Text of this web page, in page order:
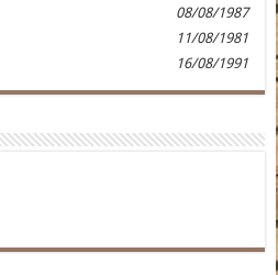
08/08/1987
11/08/1981
16/08/1991